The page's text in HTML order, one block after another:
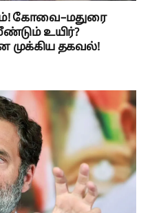
கோவை–மதுரை
உயிர்?
முக்கிய தகவல்!